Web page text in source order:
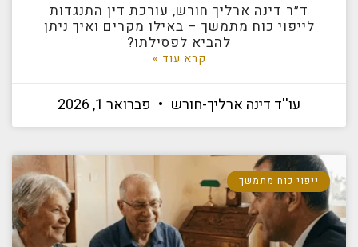
ד״ר דינה ארליך חורש, עורכת דין התנגדות
לייפוי כוח מתמשך – באילו מקרים ואיך ניתן
להביא לפסילתו?
קרא עוד »
עו''ד דינה ארליך-חורש פברואר 1, 2026
ייפוי כוח מתמשך